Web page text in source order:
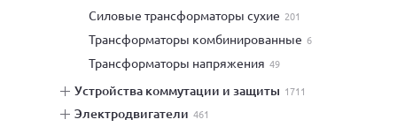
силовые трансформаторы сухие 201
трансформаторы комбинированные 6
трансформаторы напряжения 49
устройства коммутации и защиты 1711
электродвигатели 461